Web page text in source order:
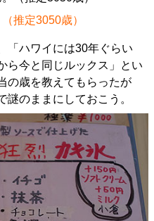
推定3050歳）
「ハワイには30年ぐらい
ら今と同じルックス」とい
の歳を教えてもらったが
謎のままにしておこう。